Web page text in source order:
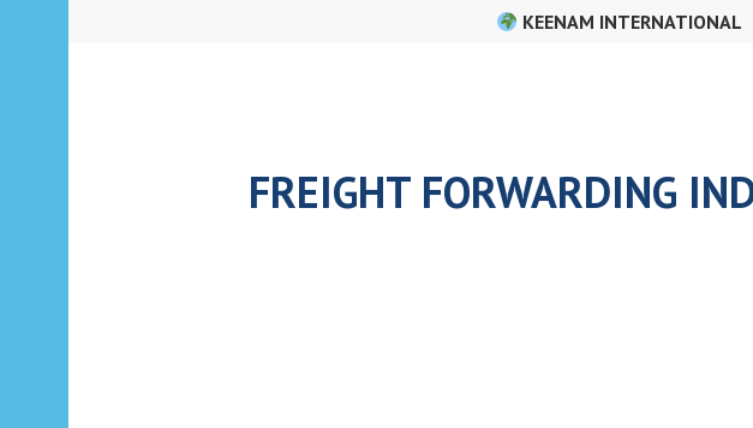
KEENAM INTERNATIONAL
FREIGHT FORWARDING